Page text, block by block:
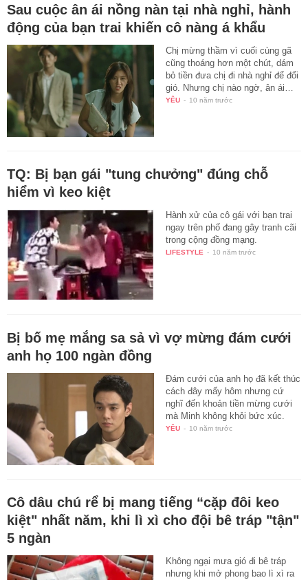
Sau cuộc ân ái nồng nàn tại nhà nghỉ, hành
động của bạn trai khiến cô nàng á khẩu
Chị mừng thầm vì cuối cùng gã
cũng thoáng hơn một chút, dám
bỏ tiền đưa chị đi nhà nghỉ để đổi
gió. Nhưng chị nào ngờ, ân ái…
YÊU - 10 năm trước
TQ: Bị bạn gái "tung chưởng" đúng chỗ
hiểm vì keo kiệt
Hành xử của cô gái với bạn trai
ngay trên phố đang gây tranh cãi
trong cộng đồng mạng.
LIFESTYLE - 10 năm trước
Bị bố mẹ mắng sa sả vì vợ mừng đám cưới
anh họ 100 ngàn đồng
Đám cưới của anh họ đã kết thúc
cách đây mấy hôm nhưng cứ
nghĩ đến khoản tiền mừng cưới
mà Minh không khỏi bức xúc.
YÊU - 10 năm trước
Cô dâu chú rể bị mang tiếng “cặp đôi keo
kiệt" nhất năm, khi lì xì cho đội bê tráp "tận"
5 ngàn
Không ngại mưa gió đi bê tráp
nhưng khi mở phong bao lì xì ra